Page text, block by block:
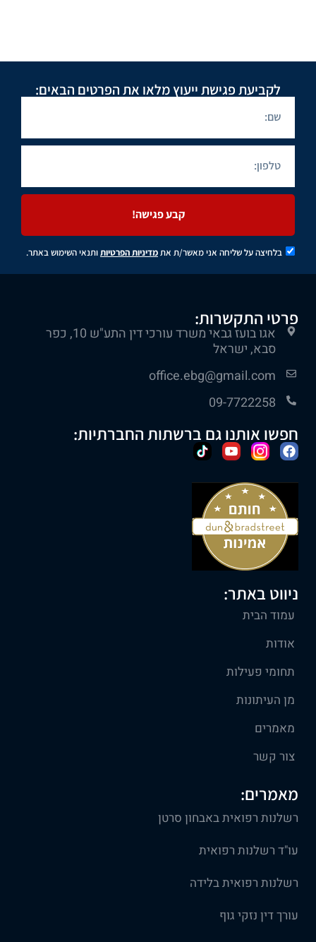
לקביעת פגישת ייעוץ מלאו את הפרטים הבאים:
בלחיצה על שליחה אני מאשר/ת אתמדיניות הפרטיותותנאי השימוש באתר.
קבע פגישה!
פרטי התקשרות:
אגו בועז גבאי משרד עורכי דין התע"ש 10, כפר
סבא, ישראל
office.ebg@gmail.com
09-7722258
חפשו אותנו גם ברשתות החברתיות:
ניווט באתר:
עמוד הבית
אודות
תחומי פעילות
מן העיתונות
מאמרים
צור קשר
מאמרים:
רשלנות רפואית באבחון סרטן
עו"ד רשלנות רפואית
רשלנות רפואית בלידה
עורך דין נזקי גוף